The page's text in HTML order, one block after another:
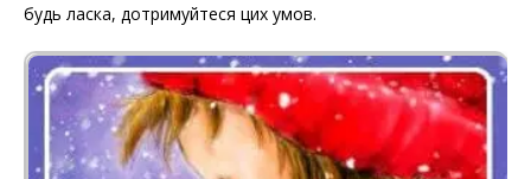
будь ласка, дотримуйтеся цих умов.